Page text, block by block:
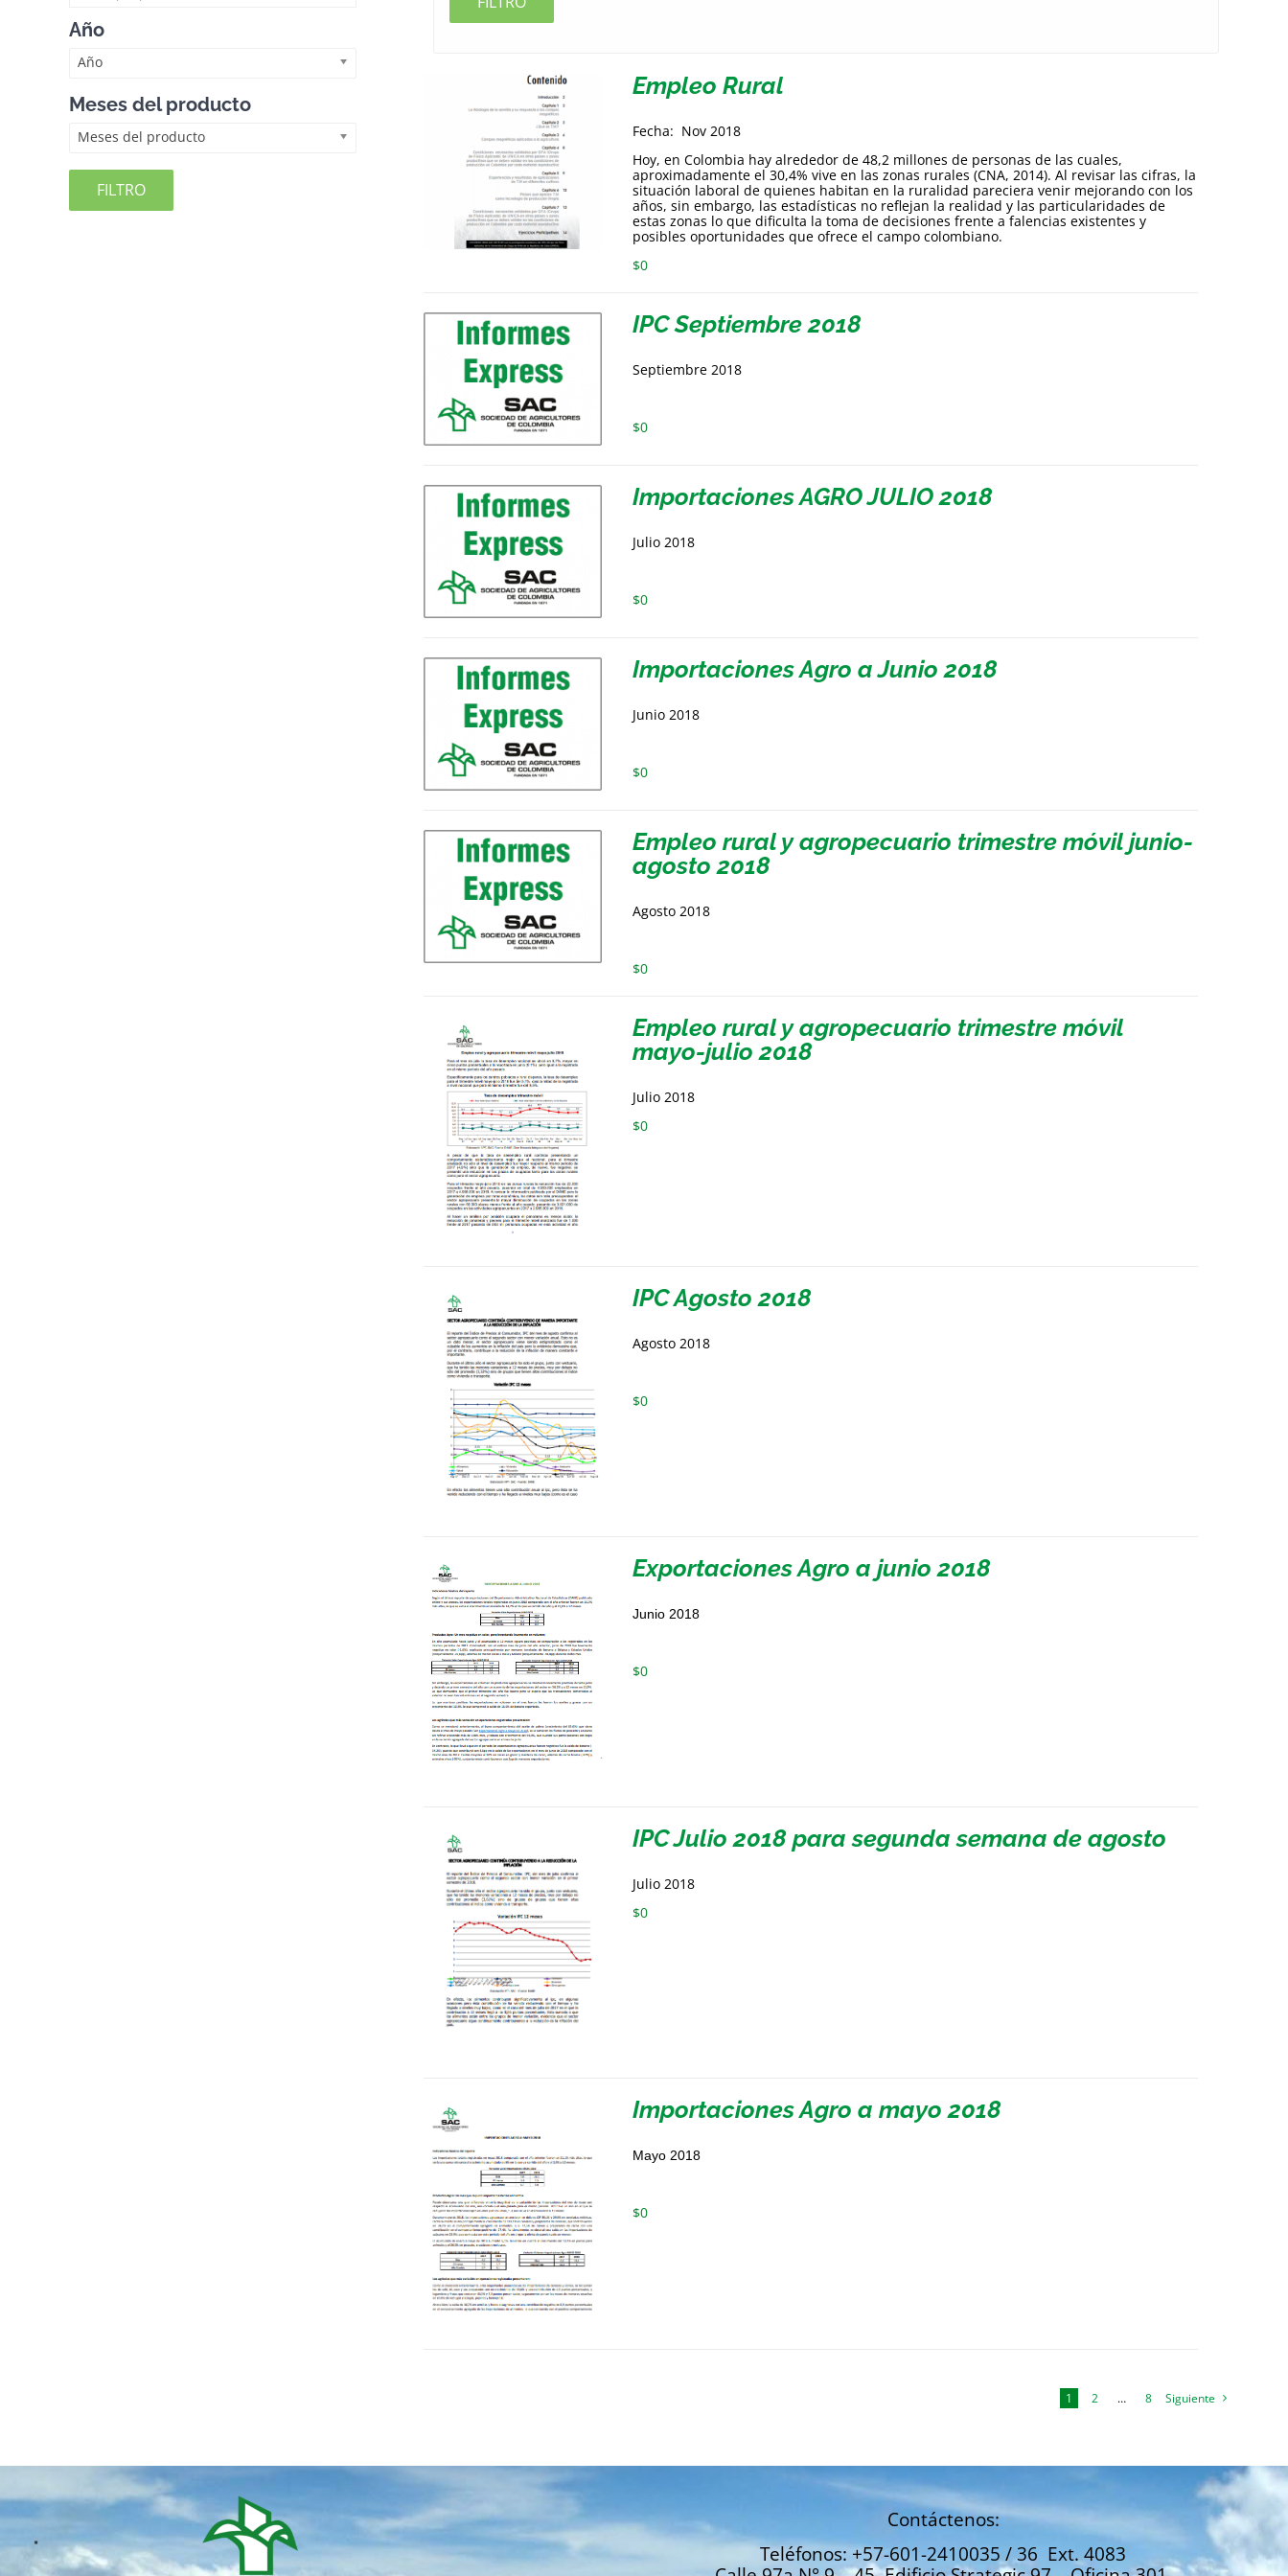
Empleo Rural
Fecha: Nov 2018
Hoy, en Colombia hay alrededor de 48,2 millones de personas de las cuales,
aproximadamente el 30,4% vive en las zonas rurales (CNA, 2014). Al revisar las cifras, la
situación laboral de quienes habitan en la ruralidad pareciera venir mejorando con los
años, sin embargo, las estadísticas no reflejan la realidad y las particularidades de
estas zonas lo que dificulta la toma de decisiones frente a falencias existentes y
posibles oportunidades que ofrece el campo colombiano.
$0
IPC Septiembre 2018
Septiembre 2018
$0
Importaciones AGRO JULIO 2018
Julio 2018
$0
Importaciones Agro a Junio 2018
Junio 2018
$0
Empleo rural y agropecuario trimestre móvil junio-
agosto 2018
Agosto 2018
$0
Empleo rural y agropecuario trimestre móvil
mayo-julio 2018
Julio 2018
$0
IPC Agosto 2018
Agosto 2018
$0
Exportaciones Agro a junio 2018
Junio 2018
$0
IPC Julio 2018 para segunda semana de agosto
Julio 2018
$0
Importaciones Agro a mayo 2018
Mayo 2018
$0
1 2 … 8 Siguiente
Año
Año
Meses del producto
Meses del producto
FILTRO
Contáctenos:
Teléfonos: +57-601-2410035 / 36 Ext. 4083